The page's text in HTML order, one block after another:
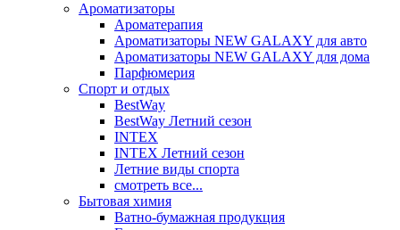
Ароматизаторы
Ароматерапия
Ароматизаторы NEW GALAXY для авто
Ароматизаторы NEW GALAXY для дома
Парфюмерия
Спорт и отдых
BestWay
BestWay Летний сезон
INTEX
INTEX Летний сезон
Летние виды спорта
смотреть все...
Бытовая химия
Ватно-бумажная продукция